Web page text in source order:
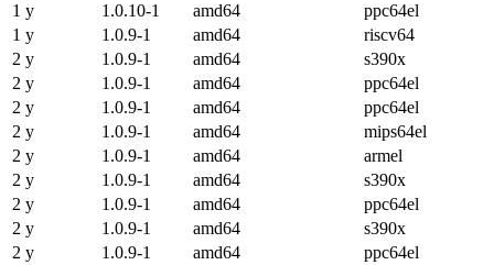
1 y
1.0.10-1 amd64
ppc64el
1 y
1.0.9-1 amd64
riscv64
2 y
1.0.9-1 amd64
s390x
2 y
1.0.9-1 amd64
ppc64el
2 y
1.0.9-1 amd64
ppc64el
2 y
1.0.9-1 amd64
mips64el
2 y
1.0.9-1 amd64
armel
2 y
1.0.9-1 amd64
s390x
2 y
1.0.9-1 amd64
ppc64el
2 y
1.0.9-1 amd64
s390x
2 y
1.0.9-1 amd64
ppc64el